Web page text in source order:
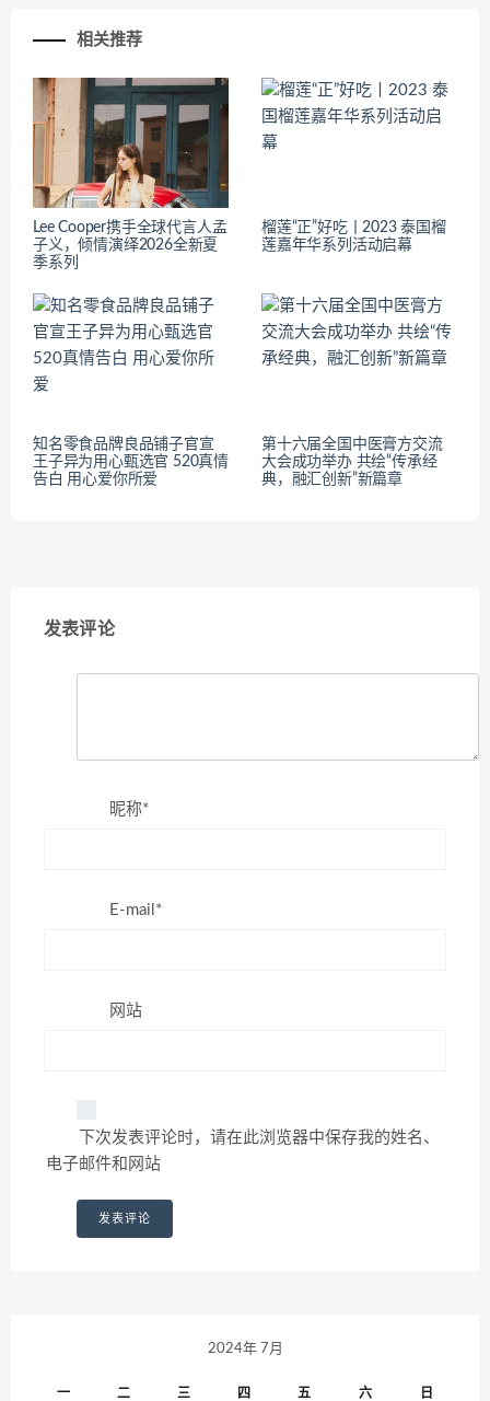
相关推荐
Lee Cooper携手全球代言人孟
子义，倾情演绎2026全新夏
季系列
榴莲“正”好吃丨2023 泰国榴
莲嘉年华系列活动启幕
知名零食品牌良品铺子官宣
王子异为用心甄选官 520真情
告白 用心爱你所爱
第十六届全国中医膏方交流
大会成功举办 共绘“传承经
典，融汇创新”新篇章
发表评论
昵称*
E-mail*
网站
下次发表评论时，请在此浏览器中保存我的姓名、
电子邮件和网站
2024年 7月
一 二 三 四 五 六 日